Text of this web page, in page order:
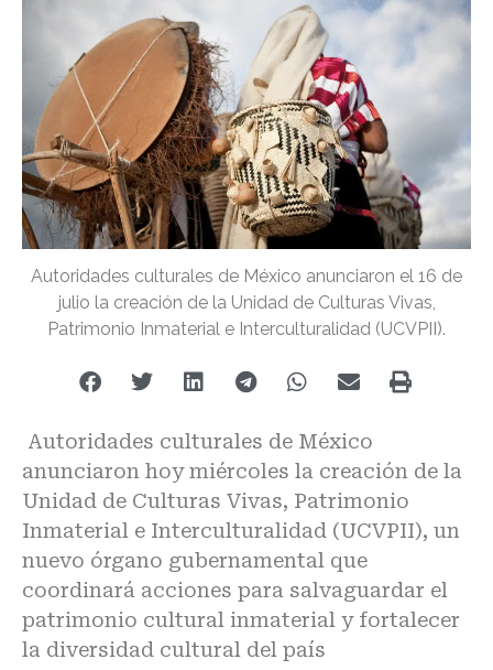
Autoridades culturales de México anunciaron el 16 de
julio la creación de la Unidad de Culturas Vivas,
Patrimonio Inmaterial e Interculturalidad (UCVPII).
Autoridades culturales de México
anunciaron hoy miércoles la creación de la
Unidad de Culturas Vivas, Patrimonio
Inmaterial e Interculturalidad (UCVPII), un
nuevo órgano gubernamental que
coordinará acciones para salvaguardar el
patrimonio cultural inmaterial y fortalecer
la diversidad cultural del país